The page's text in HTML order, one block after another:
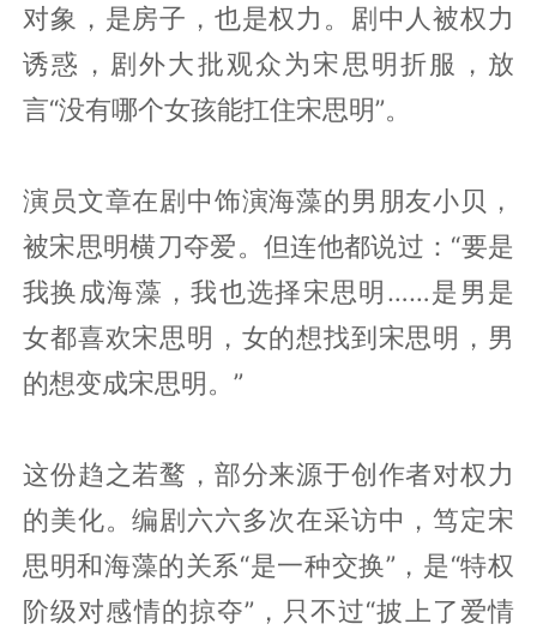
对象，是房子，也是权力。剧中人被权力
诱惑，剧外大批观众为宋思明折服，放
言“没有哪个女孩能扛住宋思明”。
演员文章在剧中饰演海藻的男朋友小贝，
被宋思明横刀夺爱。但连他都说过：“要是
我换成海藻，我也选择宋思明……是男是
女都喜欢宋思明，女的想找到宋思明，男
的想变成宋思明。”
这份趋之若鹜，部分来源于创作者对权力
的美化。编剧六六多次在采访中，笃定宋
思明和海藻的关系“是一种交换”，是“特权
阶级对感情的掠夺”，只不过“披上了爱情